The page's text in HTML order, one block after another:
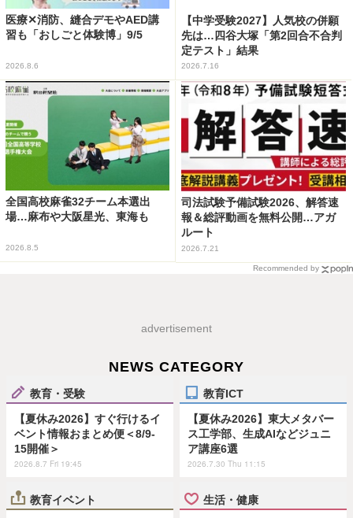
医療✕消防、縫合デモやAED講
習も「おしごと体験博」9/5
2026.8.6
【中学受験2027】人気校の併願
先は…四谷大塚「第2回合不合判
定テスト」結果
2026.7.16
全国高校麻雀32チーム本選出
場…麻布や大阪星光、東海も
2026.8.5
司法試験予備試験2026、解答速
報＆総評動画を無料公開…アガ
ルート
2026.7.21
Recommended by
advertisement
NEWS CATEGORY
教育・受験
【夏休み2026】すぐ行けるイ
ベント情報おまとめ便＜8/9-
15開催＞
2026.8.7 Fri 19:45
教育ICT
【夏休み2026】東大メタバー
ス工学部、生成AIなどジュニ
ア講座6選
2026.7.30 Thu 11:15
教育イベント 生活・健康